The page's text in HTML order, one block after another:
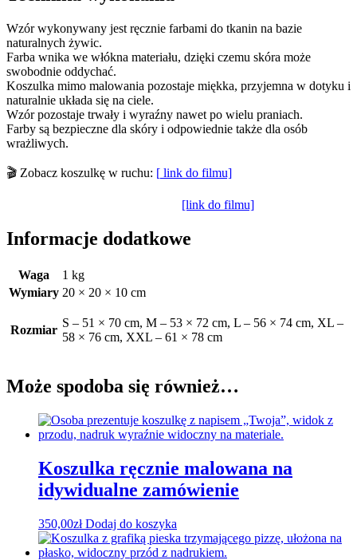
Wzór wykonywany jest ręcznie farbami do tkanin na bazie
naturalnych żywic.
Farba wnika we włókna materiału, dzięki czemu skóra może
swobodnie oddychać.
Koszulka mimo malowania pozostaje miękka, przyjemna w dotyku i
naturalnie układa się na ciele.
Wzór pozostaje trwały i wyraźny nawet po wielu praniach.
Farby są bezpieczne dla skóry i odpowiednie także dla osób
wrażliwych.
🎬 Zobacz koszulkę w ruchu: [ link do filmu]
[link do filmu]
Informacje dodatkowe
Waga
1 kg
Wymiary 20 × 20 × 10 cm
Rozmiar
S – 51 × 70 cm, M – 53 × 72 cm, L – 56 × 74 cm, XL –
58 × 76 cm, XXL – 61 × 78 cm
Może spodoba się również…
Koszulka ręcznie malowana na
idywidualne zamówienie
350,00zł Dodaj do koszyka